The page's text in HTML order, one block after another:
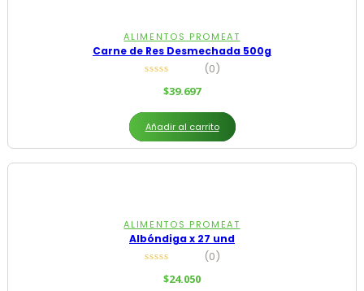
ALIMENTOS PROMEAT
Carne de Res Desmechada 500g
(0)
$39.697
Añadir al carrito
ALIMENTOS PROMEAT
Albóndiga x 27 und
(0)
$24.050